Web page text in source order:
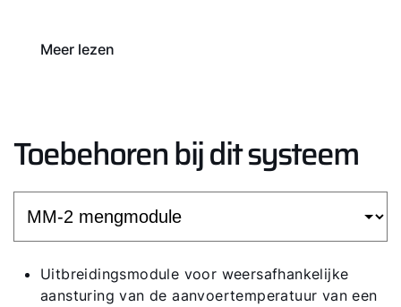
Meer lezen
Toebehoren bij dit systeem
Uitbreidingsmodule voor weersafhankelijke
aansturing van de aanvoertemperatuur van een